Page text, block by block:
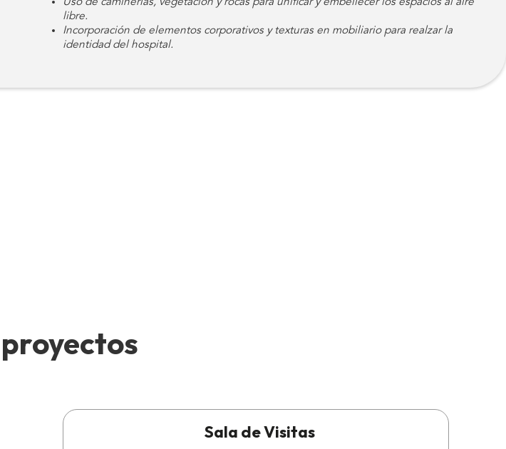
libre.
Incorporación de elementos corporativos y texturas en mobiliario para realzar la
identidad del hospital.
Sala de Visitas